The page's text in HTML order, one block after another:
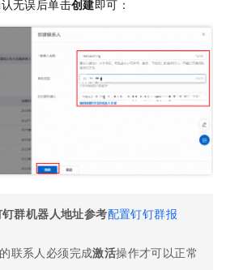
无误后单击创建即可：
群机器人地址参考配置钉钉群报
联系人必须完成激活操作才可以正常